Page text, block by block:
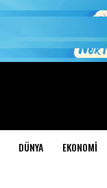
DÜNYA EKONOMI